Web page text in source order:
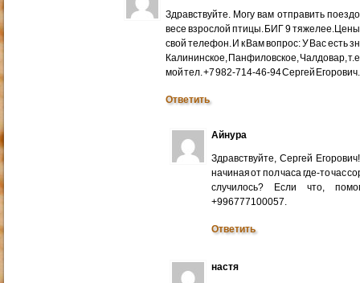
Здравствуйте. Могу вам отправить
весе взрослой птицы. БИГ 9
свой телефон. И к Вам вопрос: У Вас есть
Калининское, Панфиловское, Чалдовар,
мой тел. +7 982-714-46-94 Сергей Егорович.
Ответить
Айнура
Здравствуйте, Сергей
начиная от пол часа где-то час
случилось? Если что,
+996777100057.
Ответить
настя